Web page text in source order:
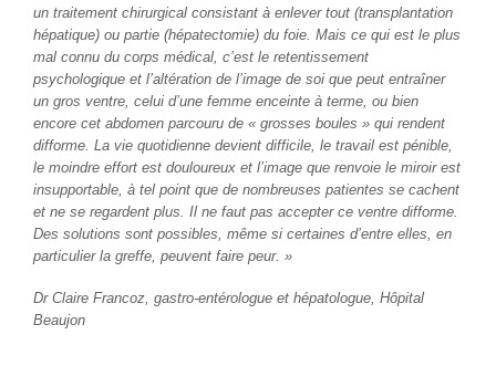
un traitement chirurgical consistant à enlever tout (transplantation
hépatique) ou partie (hépatectomie) du foie. Mais ce qui est le plus
mal connu du corps médical, c’est le retentissement
psychologique et l’altération de l’image de soi que peut entraîner
un gros ventre, celui d’une femme enceinte à terme, ou bien
encore cet abdomen parcouru de « grosses boules » qui rendent
difforme. La vie quotidienne devient difficile, le travail est pénible,
le moindre effort est douloureux et l’image que renvoie le miroir est
insupportable, à tel point que de nombreuses patientes se cachent
et ne se regardent plus. Il ne faut pas accepter ce ventre difforme.
Des solutions sont possibles, même si certaines d’entre elles, en
particulier la greffe, peuvent faire peur. »
Dr Claire Francoz, gastro-entérologue et hépatologue, Hôpital
Beaujon